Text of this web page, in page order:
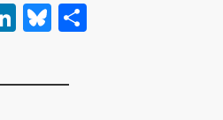
Li
Bl